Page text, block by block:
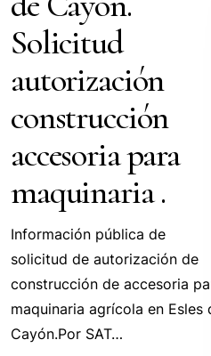
Solicitud
autorización
construcción
accesoria para
maquinaria .
Información pública de
solicitud de autorización de
construcción de accesoria
maquinaria agrícola en Esles
Cayón.Por SAT…